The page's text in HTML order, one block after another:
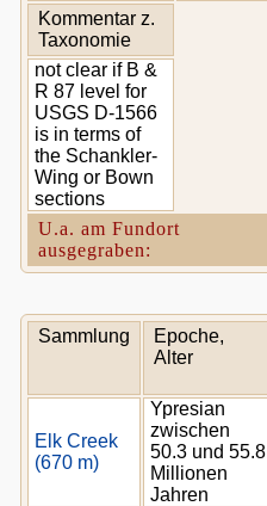
Kommentar z.
Taxonomie
not clear if B &
R 87 level for
USGS D-1566
is in terms of
the Schankler-
Wing or Bown
sections
U.a. am Fundort
ausgegraben:
Sammlung
Epoche,
Alter
Elk Creek
(670 m)
Ypresian
zwischen
50.3 und 55.8
Millionen
Jahren